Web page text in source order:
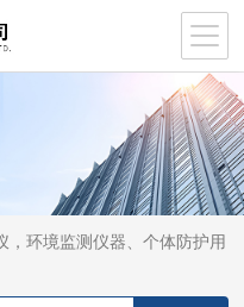
，环境监测仪器、个体防护用